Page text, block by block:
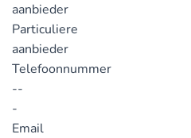
aanbieder
Particuliere
aanbieder
Telefoonnummer
--
-
Email